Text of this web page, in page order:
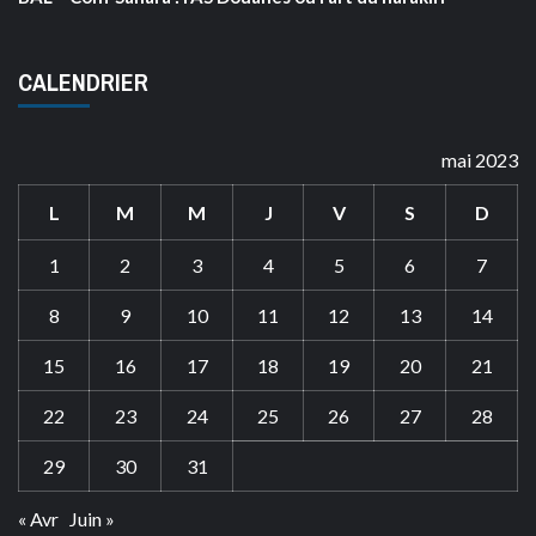
CALENDRIER
mai 2023
L M M J V S D
1 2 3 4 5 6 7
8 9 10 11 12 13 14
15 16 17 18 19 20 21
22 23 24 25 26 27 28
29 30 31
« Avr Juin »